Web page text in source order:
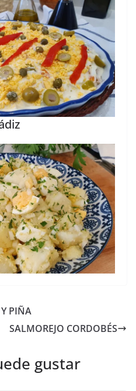
PIÑA
SALMOREJO CORDOBÉS
gustar